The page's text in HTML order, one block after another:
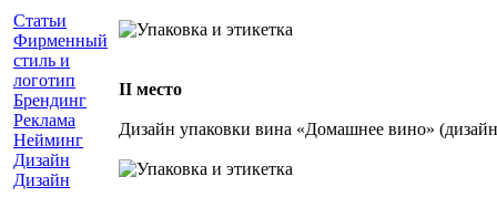
Статьи
Фирменный
стиль и
логотип
Брендинг
Реклама
Нейминг
Дизайн
Дизайн
ІІ место
Дизайн упаковки вина «Домашнее вино»